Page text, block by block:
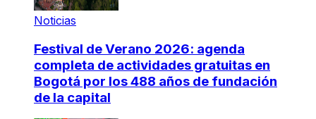
Noticias
Festival de Verano 2026: agenda
completa de actividades gratuitas en
Bogotá por los 488 años de fundación
de la capital